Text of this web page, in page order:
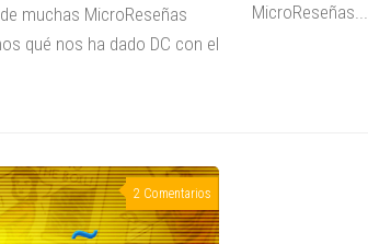
muchas MicroReseñas
qué nos ha dado DC con el
MicroReseñas...
2 Comentarios